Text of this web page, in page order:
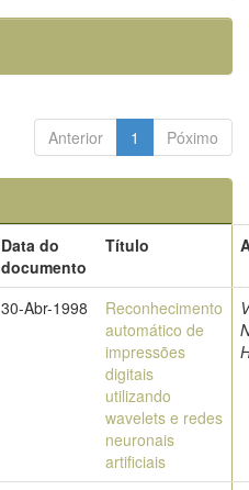
Anterior 1 Póximo
Data do
documento
Título
30-Abr-1998
Reconhecimento
automático de
impressões
digitais
utilizando
wavelets e redes
neuronais
artificiais